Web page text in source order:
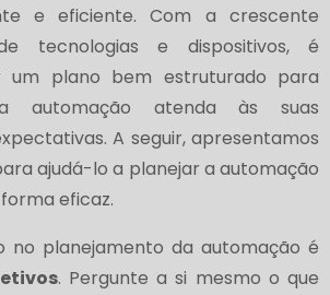
e eficiente. Com a crescente
tecnologias e dispositivos, é
um plano bem estruturado para
automação atenda às suas
A seguir, apresentamos
ajudá-lo a planejar a automação
eficaz.
no planejamento da automação é
. Pergunte a si mesmo o que